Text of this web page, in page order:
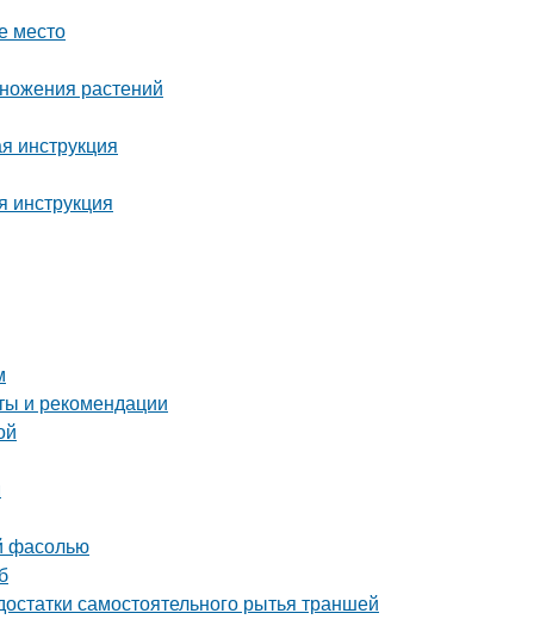
место
растений
инструкция
инструкция
и рекомендации
фасолью
самостоятельного рытья траншей